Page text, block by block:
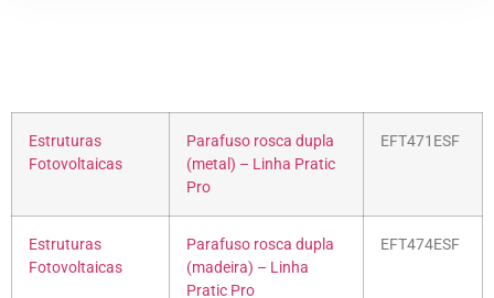
Estruturas
Fotovoltaicas
Parafuso rosca dupla
(metal) – Linha Pratic
Pro
EFT471ESF
Estruturas
Fotovoltaicas
Parafuso rosca dupla
(madeira) – Linha
Pratic Pro
EFT474ESF